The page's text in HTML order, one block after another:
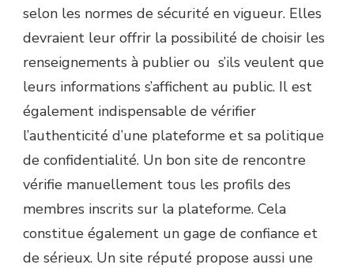
selon les normes de sécurité en vigueur. Elles
devraient leur offrir la possibilité de choisir les
renseignements à publier ou s’ils veulent que
leurs informations s’affichent au public. Il est
également indispensable de vérifier
l’authenticité d’une plateforme et sa politique
de confidentialité. Un bon site de rencontre
vérifie manuellement tous les profils des
membres inscrits sur la plateforme. Cela
constitue également un gage de confiance et
de sérieux. Un site réputé propose aussi une